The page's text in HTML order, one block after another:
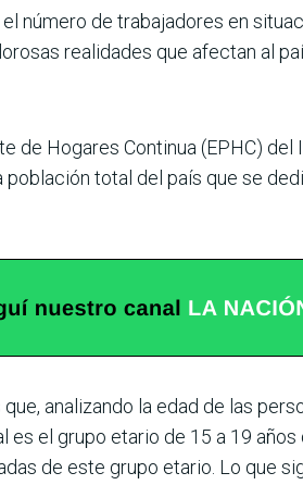
número de trabajadores en
realidades que afectan al
de Hogares Continua (EPHC)
total del país que se
analizando la edad de las
el grupo etario de 15 a 19
de este grupo etario. Lo que